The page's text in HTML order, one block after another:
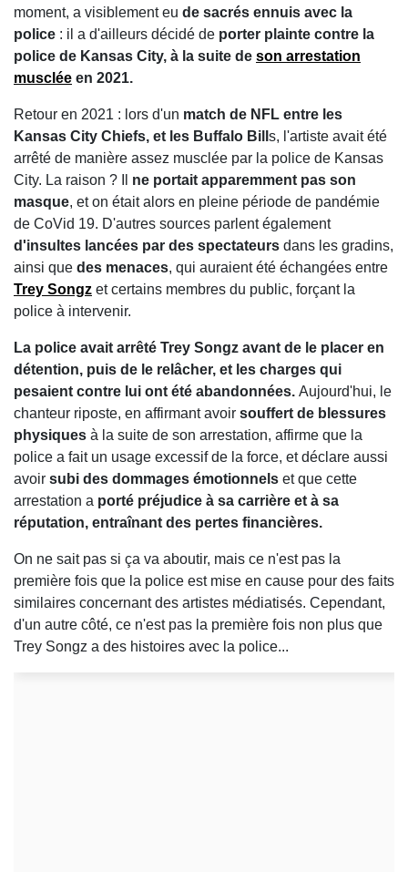
moment, a visiblement eu de sacrés ennuis avec la
police : il a d'ailleurs décidé de porter plainte contre la
police de Kansas City, à la suite de son arrestation
musclée en 2021.
Retour en 2021 : lors d'un match de NFL entre les
Kansas City Chiefs, et les Buffalo Bill s, l'artiste avait été
arrêté de manière assez musclée par la police de Kansas
City. La raison ? Il ne portait apparemment pas son
masque, et on était alors en pleine période de pandémie
de CoVid 19. D'autres sources parlent également
d'insultes lancées par des spectateurs dans les gradins,
ainsi que des menaces, qui auraient été échangées entre
Trey Songz et certains membres du public, forçant la
police à intervenir.
La police avait arrêté Trey Songz avant de le placer en
détention, puis de le relâcher, et les charges qui
pesaient contre lui ont été abandonnées. Aujourd'hui, le
chanteur riposte, en affirmant avoir souffert de blessures
physiques à la suite de son arrestation, affirme que la
police a fait un usage excessif de la force, et déclare aussi
avoir subi des dommages émotionnels et que cette
arrestation a porté préjudice à sa carrière et à sa
réputation, entraînant des pertes financières.
On ne sait pas si ça va aboutir, mais ce n'est pas la
première fois que la police est mise en cause pour des faits
similaires concernant des artistes médiatisés. Cependant,
d'un autre côté, ce n'est pas la première fois non plus que
Trey Songz a des histoires avec la police...